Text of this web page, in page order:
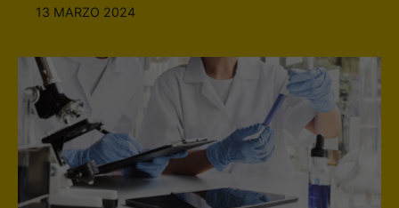
13 MARZO 2024